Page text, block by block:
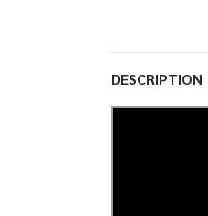
DESCRIPTION